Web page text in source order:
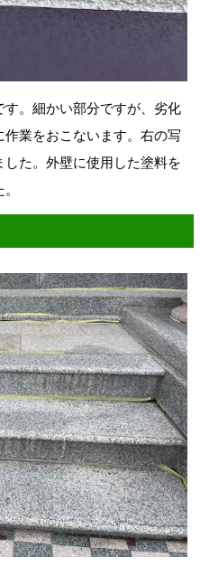
す。細かい部分ですが、劣化
業をおこないます。右の写
た。外壁に使用した塗料を